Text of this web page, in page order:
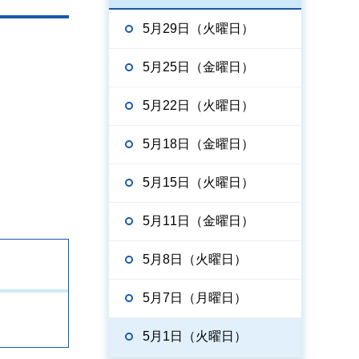
5月29日（火曜日）
5月25日（金曜日）
5月22日（火曜日）
5月18日（金曜日）
5月15日（火曜日）
5月11日（金曜日）
5月8日（火曜日）
5月7日（月曜日）
5月1日（火曜日）